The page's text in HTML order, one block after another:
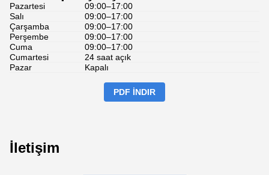
Pazartesi
09:00–17:00
Salı
09:00–17:00
Çarşamba
09:00–17:00
Perşembe
09:00–17:00
Cuma
09:00–17:00
Cumartesi
24 saat açık
Pazar
Kapalı
PDF İNDIR
İletişim